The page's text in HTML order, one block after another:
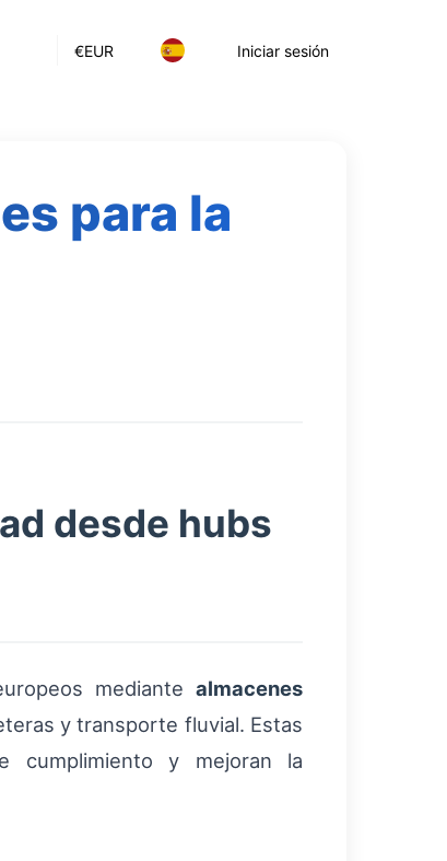
€EUR Iniciar sesión
para la
desde hubs
mediante almacenes
y transporte fluvial. Estas
cumplimiento y mejoran la